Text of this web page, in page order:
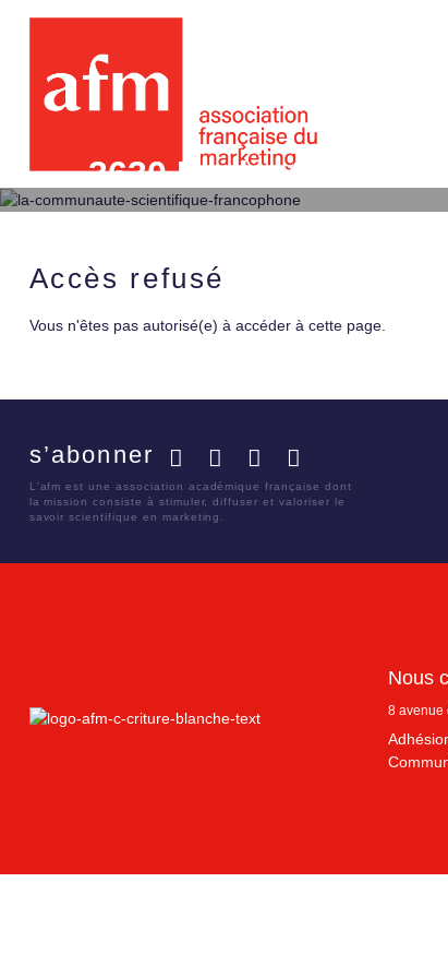
3630 Evaluation de
Delphi-leader
Accès refusé
Vous n'êtes pas autorisé(e) à accéder à cette page.
s’abonner
L'afm est une association académique française dont
la mission consiste à stimuler, diffuser et valoriser le
savoir scientifique en marketing.
Nous
8 avenue